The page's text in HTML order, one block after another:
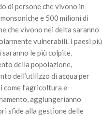
di persone che vivono in
e 500 milioni di
che vivono nei delta saranno
vulnerabili. I paesi più
saranno le più colpite.
della popolazione,
dell’utilizzo di acqua per
come l’agricoltura e
aggiungerianno
sfide alla gestione delle